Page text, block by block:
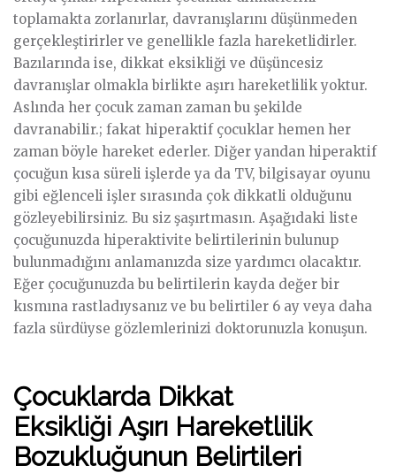
toplamakta zorlanırlar, davranışlarını düşünmeden
gerçekleştirirler ve genellikle fazla hareketlidirler.
Bazılarında ise, dikkat eksikliği ve düşüncesiz
davranışlar olmakla birlikte aşırı hareketlilik yoktur.
Aslında her çocuk zaman zaman bu şekilde
davranabilir.; fakat hiperaktif çocuklar hemen her
zaman böyle hareket ederler. Diğer yandan hiperaktif
çocuğun kısa süreli işlerde ya da TV, bilgisayar oyunu
gibi eğlenceli işler sırasında çok dikkatli olduğunu
gözleyebilirsiniz. Bu siz şaşırtmasın. Aşağıdaki liste
çocuğunuzda hiperaktivite belirtilerinin bulunup
bulunmadığını anlamanızda size yardımcı olacaktır.
Eğer çocuğunuzda bu belirtilerin kayda değer bir
kısmına rastladıysanız ve bu belirtiler 6 ay veya daha
fazla sürdüyse gözlemlerinizi doktorunuzla konuşun.
Çocuklarda Dikkat
Eksikliği Aşırı Hareketlilik
Bozukluğunun Belirtileri